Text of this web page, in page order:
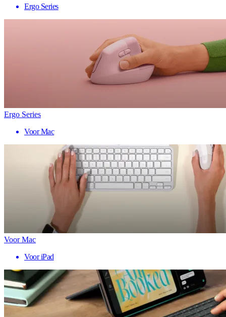
Ergo Series
Ergo Series
Voor Mac
Voor Mac
Voor iPad